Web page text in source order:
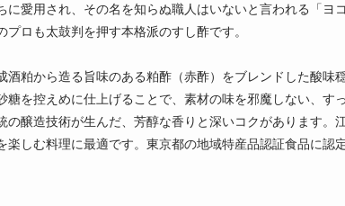
に愛用され、その名を知らぬ職人はいないと言われる「ヨ
プロも太鼓判を押す本格派のすし酢です。
酒粕から造る旨味のある粕酢（赤酢）をブレンドした酸味
糖を控えめに仕上げることで、素材の味を邪魔しない、す
の醸造技術が生んだ、芳醇な香りと深いコクがあります。
楽しむ料理に最適です。東京都の地域特産品認証食品に認